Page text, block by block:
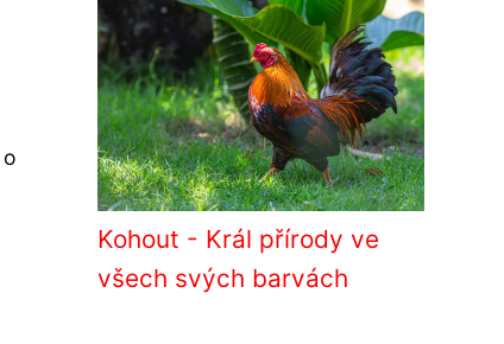
Kohout - Král přírody ve
všech svých barvách